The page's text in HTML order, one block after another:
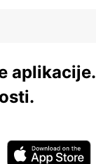
aplikacije.